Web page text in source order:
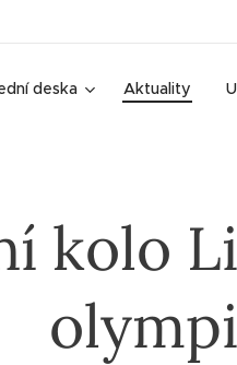
deska Aktuality
kolo